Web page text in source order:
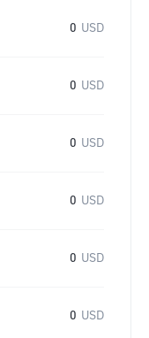
0 USD
0 USD
0 USD
0 USD
0 USD
0 USD